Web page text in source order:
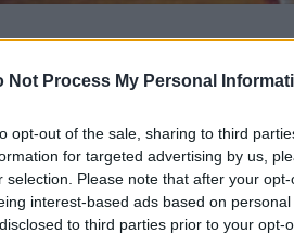
Not Process My Personal
opt-out of the sale, sharing to third
for targeted advertising by us,
selection. Please note that after your
interest-based ads based on
to third parties prior to your opt-